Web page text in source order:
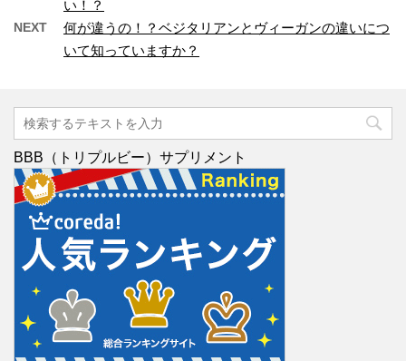
い！？
NEXT
何が違うの！？ベジタリアンとヴィーガンの違いにつ
いて知っていますか？
BBB（トリプルビー）サプリメント